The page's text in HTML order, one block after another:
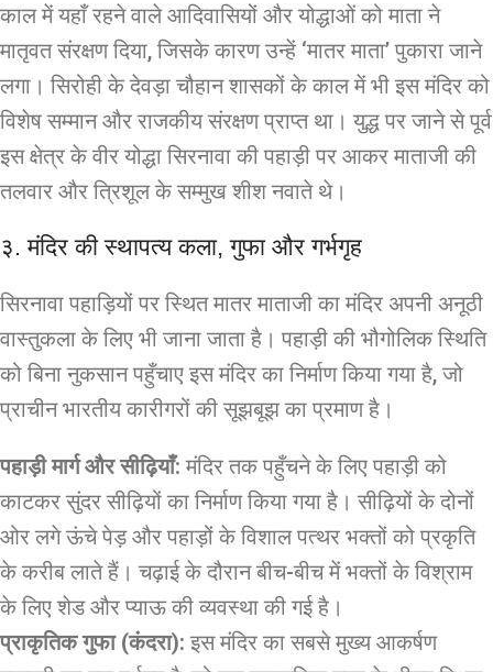
काल में यहाँ रहने वाले आदिवासियों और योद्धाओं को माता ने
मातृवत संरक्षण दिया, जिसके कारण उन्हें ‘मातर माता’ पुकारा जाने
लगा। सिरोही के देवड़ा चौहान शासकों के काल में भी इस मंदिर को
विशेष सम्मान और राजकीय संरक्षण प्राप्त था। युद्ध पर जाने से पूर्व
इस क्षेत्र के वीर योद्धा सिरनावा की पहाड़ी पर आकर माताजी की
तलवार और त्रिशूल के सम्मुख शीश नवाते थे।
३. मंदिर की स्थापत्य कला, गुफा और गर्भगृह
सिरनावा पहाड़ियों पर स्थित मातर माताजी का मंदिर अपनी अनूठी
वास्तुकला के लिए भी जाना जाता है। पहाड़ी की भौगोलिक स्थिति
को बिना नुकसान पहुँचाए इस मंदिर का निर्माण किया गया है, जो
प्राचीन भारतीय कारीगरों की सूझबूझ का प्रमाण है।
पहाड़ी मार्ग और सीढ़ियाँ: मंदिर तक पहुँचने के लिए पहाड़ी को
काटकर सुंदर सीढ़ियों का निर्माण किया गया है। सीढ़ियों के दोनों
ओर लगे ऊंचे पेड़ और पहाड़ों के विशाल पत्थर भक्तों को प्रकृति
के करीब लाते हैं। चढ़ाई के दौरान बीच-बीच में भक्तों के विश्राम
के लिए शेड और प्याऊ की व्यवस्था की गई है।
प्राकृतिक गुफा (कंदरा): इस मंदिर का सबसे मुख्य आकर्षण